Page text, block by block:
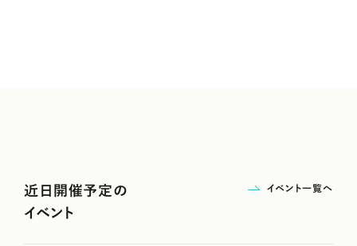
近日開催予定の
イベント
イベント一覧へ